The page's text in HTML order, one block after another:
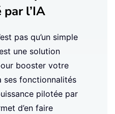
l’IA
pas qu’un simple
une solution
booster votre
ses fonctionnalités
pilotée par
d’en faire